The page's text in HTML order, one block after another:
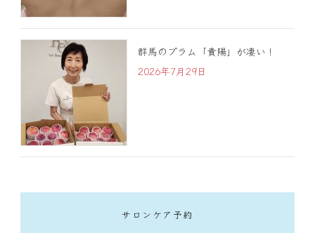
群馬のプラム「貴陽」が凄い！
2026年7月29日
サロンケア予約